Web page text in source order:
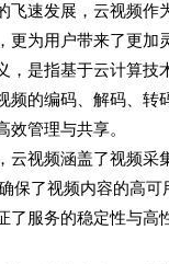
飞速发展，云视频
更为用户带来了更加
，是指基于云计算技
频的编码、解码、转
效管理与共享。
云视频涵盖了视频
保了视频内容的高
了服务的稳定性与高